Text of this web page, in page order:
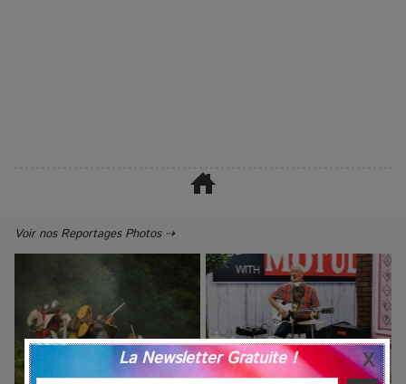
Voir nos Reportages Photos ⇢
La Newsletter Gratuite !